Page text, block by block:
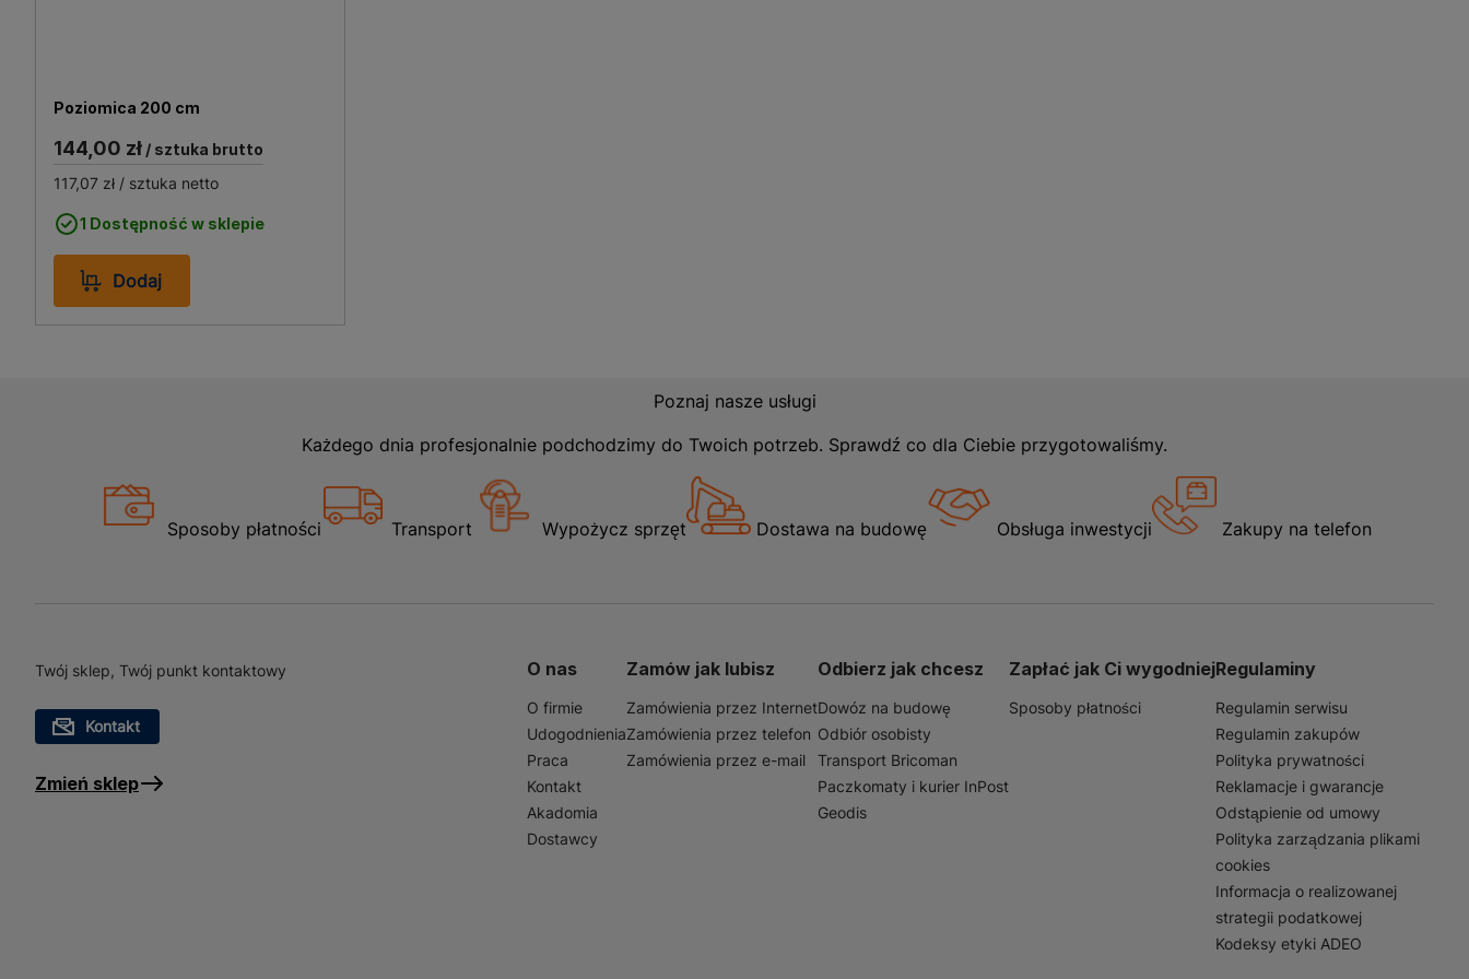
Poziomica 200 cm
144,00 zł / sztuka brutto
117,07 zł / sztuka netto
1 Dostępność w sklepie
Dodaj
Poznaj nasze usługi
Każdego dnia profesjonalnie podchodzimy do Twoich potrzeb. Sprawdź co dla Ciebie przygotowaliśmy.
Sposoby płatności Transport Wypożycz sprzęt Dostawa na budowę Obsługa inwestycji Zakupy na telefon
Twój sklep, Twój punkt kontaktowy
Kontakt
Zmień sklep
O nas
O firmie
Udogodnienia
Praca
Kontakt
Akadomia
Dostawcy
Zamów jak lubisz
Zamówienia przez Internet
Zamówienia przez telefon
Zamówienia przez e-mail
Odbierz jak chcesz
Dowóz na budowę
Odbiór osobisty
Transport Bricoman
Paczkomaty i kurier InPost
Geodis
Zapłać jak Ci wygodniej
Sposoby płatności
Regulaminy
Regulamin serwisu
Regulamin zakupów
Polityka prywatności
Reklamacje i gwarancje
Odstąpienie od umowy
Polityka zarządzania plikami
cookies
Informacja o realizowanej
strategii podatkowej
Kodeksy etyki ADEO